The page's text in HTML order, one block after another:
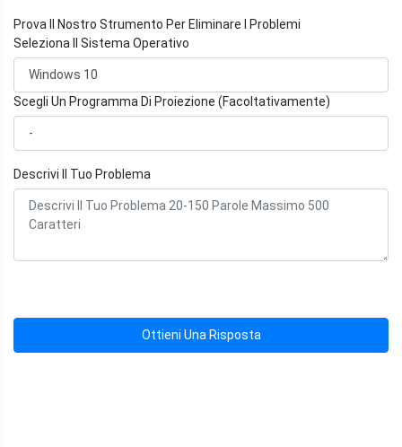
Prova Il Nostro Strumento Per Eliminare I Problemi
Seleziona Il Sistema Operativo
Scegli Un Programma Di Proiezione (Facoltativamente)
Descrivi Il Tuo Problema
Ottieni Una Risposta